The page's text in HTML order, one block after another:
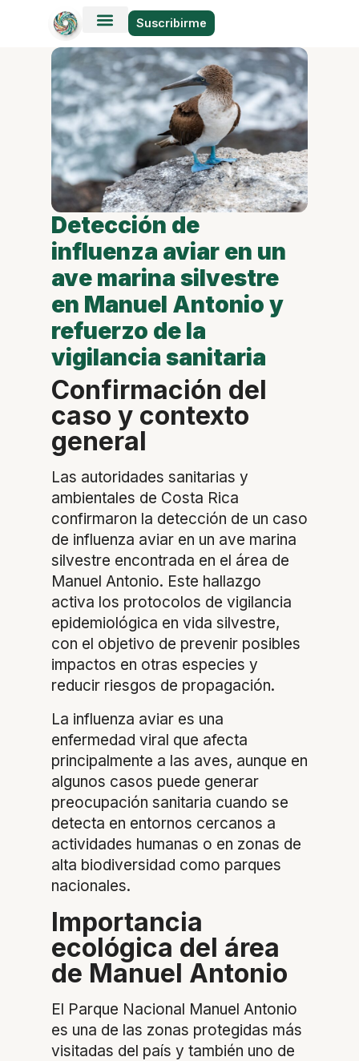
Suscribirme
Detección de
influenza aviar en un
ave marina silvestre
en Manuel Antonio y
refuerzo de la
vigilancia sanitaria
Confirmación del
caso y contexto
general
Las autoridades sanitarias y
ambientales de Costa Rica
confirmaron la detección de un caso
de influenza aviar en un ave marina
silvestre encontrada en el área de
Manuel Antonio. Este hallazgo
activa los protocolos de vigilancia
epidemiológica en vida silvestre,
con el objetivo de prevenir posibles
impactos en otras especies y
reducir riesgos de propagación.
La influenza aviar es una
enfermedad viral que afecta
principalmente a las aves, aunque en
algunos casos puede generar
preocupación sanitaria cuando se
detecta en entornos cercanos a
actividades humanas o en zonas de
alta biodiversidad como parques
nacionales.
Importancia
ecológica del área
de Manuel Antonio
El Parque Nacional Manuel Antonio
es una de las zonas protegidas más
visitadas del país y también uno de